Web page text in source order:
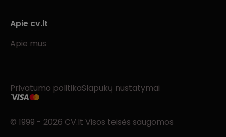
Apie cv.lt
Apie mus
Privatumo politikaSlapukų nustatymai
© 1999 - 2026 CV.lt Visos teisės saugomos